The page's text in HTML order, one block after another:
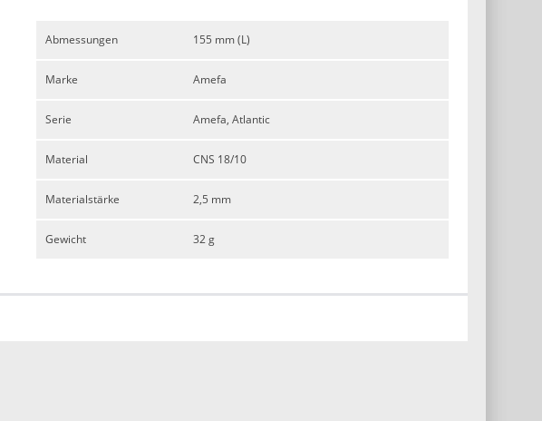
Abmessungen 155 mm (L)
Marke Amefa
Serie Amefa, Atlantic
Material CNS 18/10
Materialstärke 2,5 mm
Gewicht 32 g